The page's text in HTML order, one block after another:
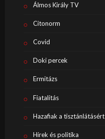
Álmos Király TV
Citonorm
Covid
Doki percek
Ermitázs
Fiatalítás
Hazafiak a tisztánlátásért
Hírek és politika